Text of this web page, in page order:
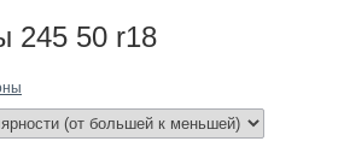
245 50 r18